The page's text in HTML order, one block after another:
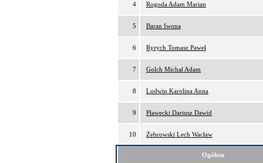
4 Rogoda Adam Marian
5 Baran Iwona
6 Ryrych Tomasz Paweł
7 Golch Michał Adam
8 Ludwin Karolina Anna
9 Pławecki Dariusz Dawid
10 Żebrowski Lech Wacław
Ogółem